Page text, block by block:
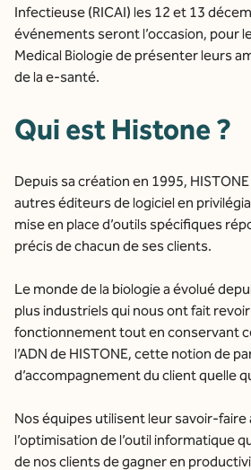
Infectieuse (RICAI) les 12 et 13
événements seront l’occasion, pour
Medical Biologie de présenter leurs
de la e-santé.
Qui est Histone ?
Depuis sa création en 1995,
autres éditeurs de logiciel en
mise en place d’outils spécifiques
précis de chacun de ses clients.
Le monde de la biologie a évolué
plus industriels qui nous ont fait
fonctionnement tout en conservant
l’ADN de HISTONE, cette notion de
d’accompagnement du client quelle
Nos équipes utilisent leur savoir-faire
l’optimisation de l’outil informatique
de nos clients de gagner en